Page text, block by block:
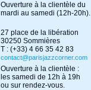
Ouverture à la clientèle du
mardi au samedi (12h-20h).
27 place de la libération
30250 Sommières
T : (+33) 4 66 35 42 83
contact@parisjazzcorner.com
Ouverture à la clientèle :
les samedi de 12h à 19h
ou sur rendez-vous.